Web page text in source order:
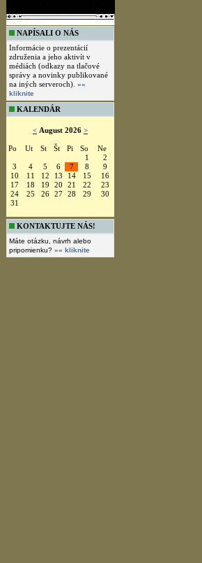
NAPÍSALI O NÁS
Informácie o prezentácií
združenia a jeho aktivít v
médiách (odkazy na tlačové
správy a novinky publikované
na iných serveroch). »»
kliknite
KALENDÁR
< August 2026 >
Po Ut St Št Pi So
Ne
1
2
3
4 5 6 7 8
9
10
11 12 13 14 15
16
17
18 19 20 21 22
23
24
25 26 27 28 29
30
31
KONTAKTUJTE NÁS!
Máte otázku, návrh alebo
pripomienku? »» kliknite